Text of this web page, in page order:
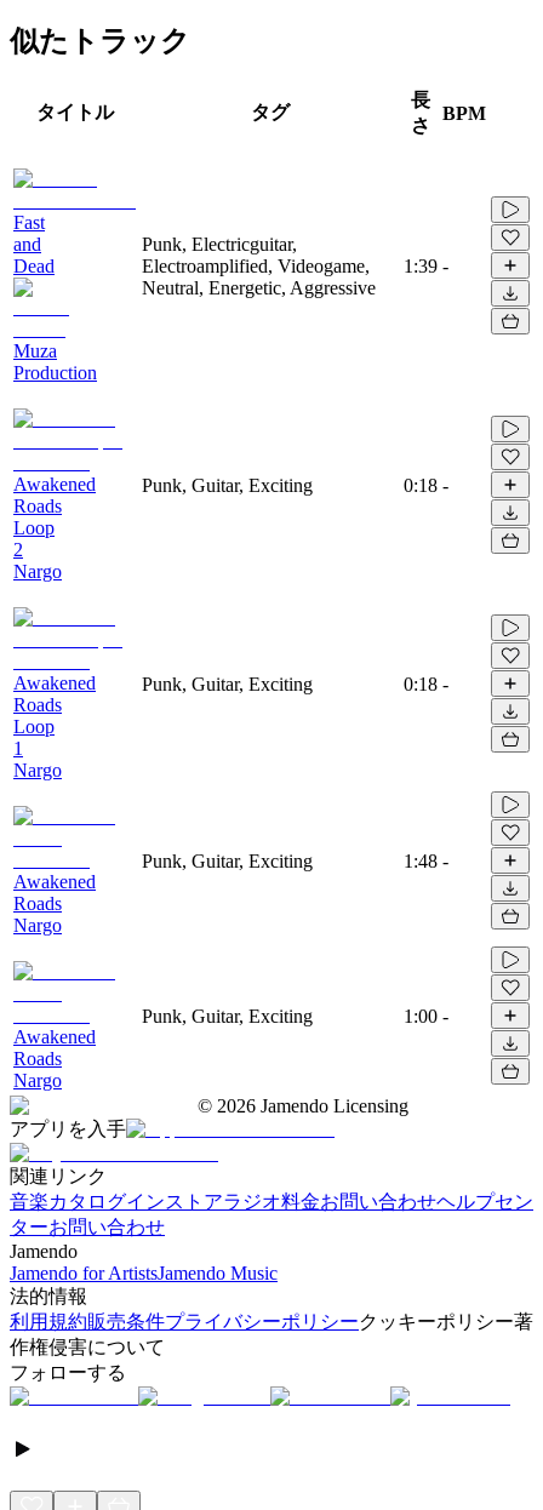
似たトラック
タイトル タグ
長
さ
BPM
Fast
and
Dead
Muza
Production
Punk, Electricguitar,
Electroamplified, Videogame,
Neutral, Energetic, Aggressive
1:39 -
Awakened
Roads
Loop
2
Nargo
Punk, Guitar, Exciting 0:18 -
Awakened
Roads
Loop
1
Nargo
Punk, Guitar, Exciting 0:18 -
Awakened
Roads
Nargo
Punk, Guitar, Exciting 1:48 -
Awakened
Roads
Nargo
Punk, Guitar, Exciting 1:00 -
© 2026 Jamendo Licensing
アプリを入手
関連リンク
音楽カタログインストアラジオ料金お問い合わせヘルプセン
ターお問い合わせ
Jamendo
Jamendo for ArtistsJamendo Music
法的情報
利用規約販売条件プライバシーポリシークッキーポリシー著
作権侵害について
フォローする